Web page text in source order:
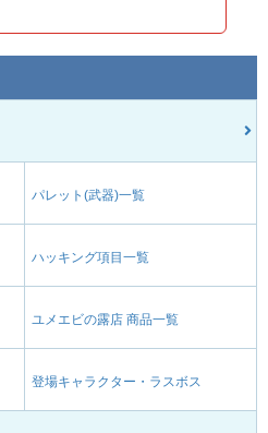
パレット(武器)一覧
ハッキング項目一覧
ユメエビの露店 商品一覧
登場キャラクター・ラスボス